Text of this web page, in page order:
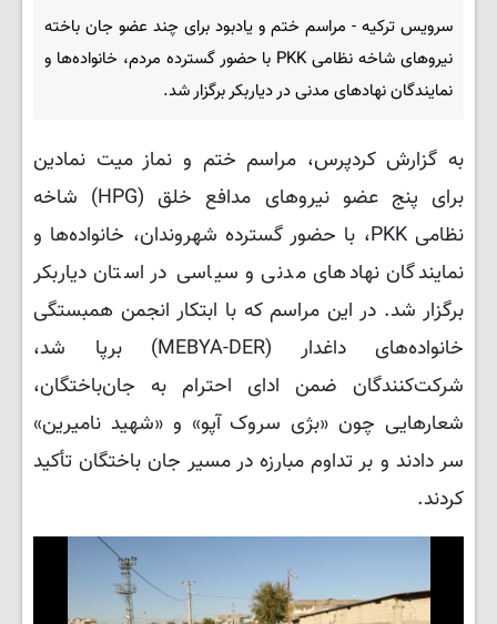
سرویس ترکیه - مراسم ختم و یادبود برای چند عضو جان باخته
نیروهای شاخه نظامی PKK با حضور گسترده مردم، خانواده‌ها و
نمایندگان نهادهای مدنی در دیاربکر برگزار شد.
به گزارش کردپرس، مراسم ختم و نماز میت نمادین
برای پنج عضو نیروهای مدافع خلق (HPG) شاخه
نظامی PKK، با حضور گسترده شهروندان، خانواده‌ها و
نمایندگان نهادهای مدنی و سیاسی در استان دیاربکر
برگزار شد. در این مراسم که با ابتکار انجمن همبستگی
خانواده‌های داغدار (MEBYA-DER) برپا شد،
شرکت‌کنندگان ضمن ادای احترام به جان‌باختگان،
شعارهایی چون «بژی سروک آپو» و «شهید نامیرین»
سر دادند و بر تداوم مبارزه در مسیر جان باختگان تأکید
کردند.